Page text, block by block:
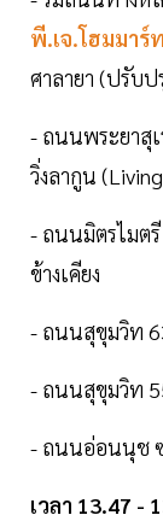
พี.เจ.โฮมมาร์ท
ศาลายา (ปรับ
- ถนนพระยาสุ
วิ่งลากูน
- ถนนมิตรไมต
ข้างเคียง
- ถนนสุขุมวิท
- ถนนสุขุมวิท
- ถนนอ่อนนุช
เวลา 13.47 -